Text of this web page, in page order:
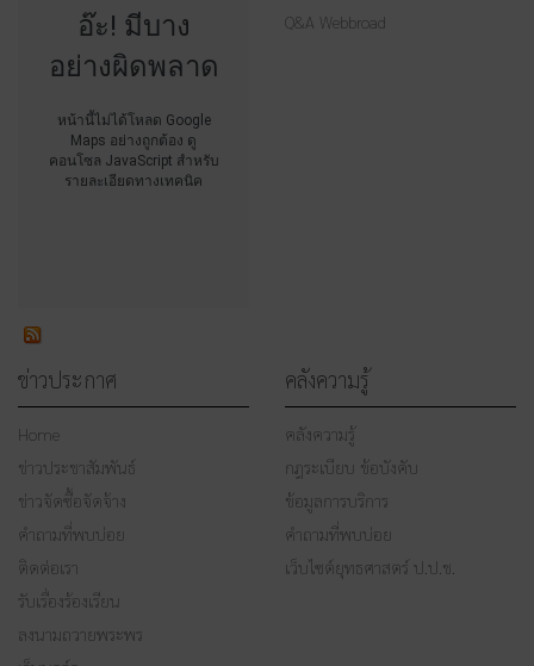
อ๊ะ! มีบาง
อย่างผิดพลาด
หน้านี้ไม่ได้โหลด Google
Maps อย่างถูกต้อง ดู
คอนโซล JavaScript สำหรับ
รายละเอียดทางเทคนิค
Q&A Webbroad
ข่าวประกาศ
Home
ข่าวประชาสัมพันธ์
ข่าวจัดซื้อจัดจ้าง
คำถามที่พบบ่อย
ติดต่อเรา
รับเรื่องร้องเรียน
ลงนามถวายพระพร
คลังความรู้
คลังความรู้
กฎระเบียบ ข้อบังคับ
ข้อมูลการบริการ
คำถามที่พบบ่อย
เว็บไซต์ยุทธศาสตร์ ป.ป.ช.